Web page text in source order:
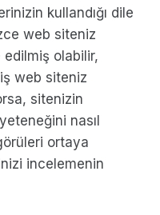
kullandığı dile
web siteniz
olabilir,
web siteniz
sitenizin
nasıl
ortaya
incelemenin